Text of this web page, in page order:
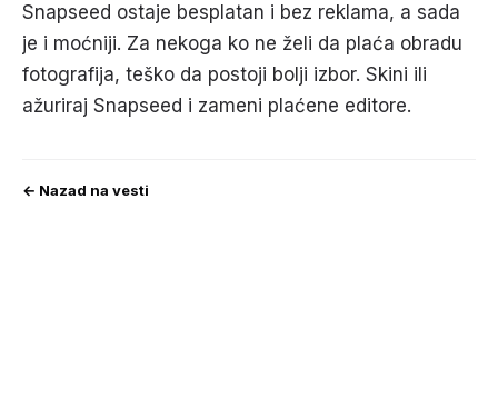
Snapseed ostaje besplatan i bez reklama, a sada
je i moćniji. Za nekoga ko ne želi da plaća obradu
fotografija, teško da postoji bolji izbor. Skini ili
ažuriraj Snapseed i zameni plaćene editore.
← Nazad na vesti